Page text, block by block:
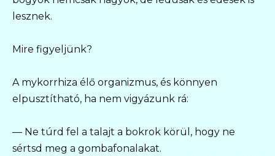
lesznek.
Mire figyeljünk?
A mykorrhiza élő organizmus, és könnyen
elpusztítható, ha nem vigyázunk rá:
— Ne túrd fel a talajt a bokrok körül, hogy ne
sértsd meg a gombafonalakat.